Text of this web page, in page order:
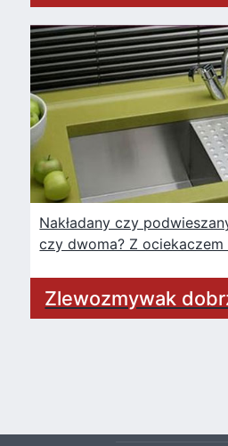
Nakładany czy
czy dwoma? Z ociekaczem
Zlewozmywak